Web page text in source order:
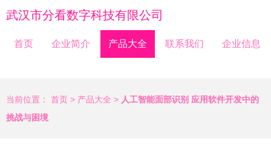
武汉市分看数字科技有限公司
首页 企业简介 产品大全 联系我们 企业信息
当前位置： 首页 > 产品大全 > 人工智能面部识别 应用软件开发中的
挑战与困境